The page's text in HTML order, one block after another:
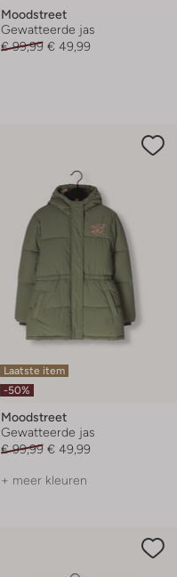
Moodstreet
Gewatteerde jas
€ 99,99 € 49,99
Laatste item
-50%
Moodstreet
Gewatteerde jas
€ 99,99 € 49,99
+ meer kleuren